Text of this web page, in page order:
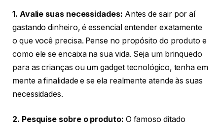
1. Avalie suas necessidades: Antes de sair por aí
gastando dinheiro, é essencial entender exatamente
o que você precisa. Pense no propósito do produto e
como ele se encaixa na sua vida. Seja um brinquedo
para as crianças ou um gadget tecnológico, tenha em
mente a finalidade e se ela realmente atende às suas
necessidades.
2. Pesquise sobre o produto: O famoso ditado